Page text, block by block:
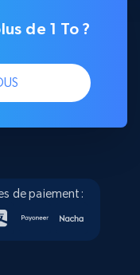
de 1 To ?
de paiement: